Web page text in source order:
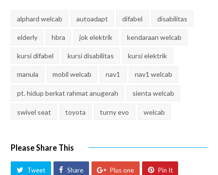
alphard welcab autoadapt difabel disabilitas
elderly hbra jok elektrik kendaraan welcab
kursi difabel kursi disabilitas kursi elektrik
manula mobil welcab nav1 nav1 welcab
pt. hidup berkat rahmat anugerah sienta welcab
swivel seat toyota turny evo welcab
Please Share This
Tweet Share Plus one Pin It